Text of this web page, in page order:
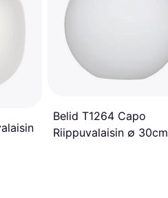
Belid T1264 Capo
Riippuvalaisin ∅ 30cm